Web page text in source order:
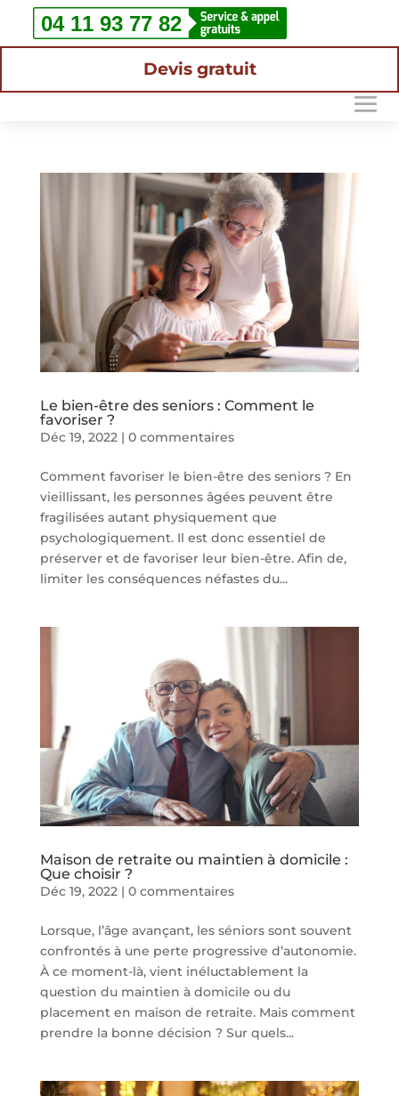
Devis gratuit
Le bien-être des seniors : Comment le
favoriser ?
Déc 19, 2022| 0 commentaires
Comment favoriser le bien-être des seniors ? En
vieillissant, les personnes âgées peuvent être
fragilisées autant physiquement que
psychologiquement. Il est donc essentiel de
préserver et de favoriser leur bien-être. Afin de,
limiter les conséquences néfastes du...
Maison de retraite ou maintien à domicile :
Que choisir ?
Déc 19, 2022| 0 commentaires
Lorsque, l’âge avançant, les séniors sont souvent
confrontés à une perte progressive d’autonomie.
À ce moment-là, vient inéluctablement la
question du maintien à domicile ou du
placement en maison de retraite. Mais comment
prendre la bonne décision ? Sur quels...